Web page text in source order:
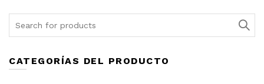
CATEGORÍAS DEL PRODUCTO